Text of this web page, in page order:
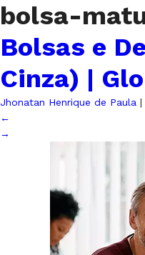
bolsa-
Bolsas e
Cinza) |
Jhonatan Henrique de Paula |
←
→